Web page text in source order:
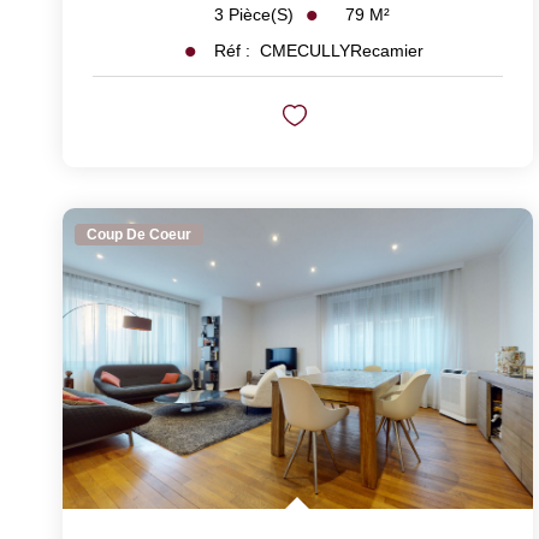
3 Pièce(s) 79 M²
Réf : CMECULLYRecamier
Coup De Coeur